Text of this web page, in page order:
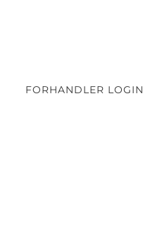
FORHANDLER LOGIN